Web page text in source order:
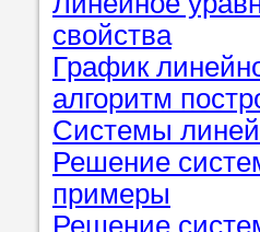
свойства
График
алгоритм
Системы
Решение
примеры
Решение